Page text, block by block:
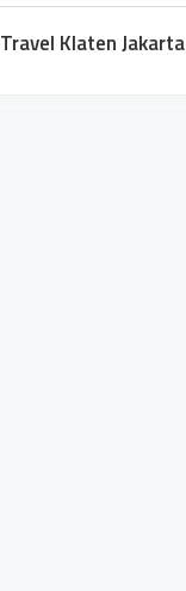
Travel Klaten Jakarta